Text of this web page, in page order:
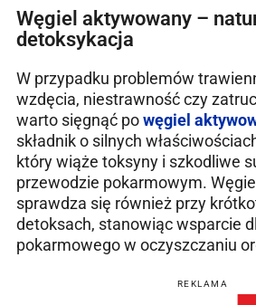
Węgiel aktywowany –
detoksykacja
W przypadku problemów
wzdęcia, niestrawność czy
warto sięgnąć powęgiel
składnik o silnych
który wiąże toksyny i szkodliwe
przewodzie pokarmowym.
sprawdza się również przy
detoksach, stanowiąc wsparcie
pokarmowego w oczyszczaniu
REKLAMA